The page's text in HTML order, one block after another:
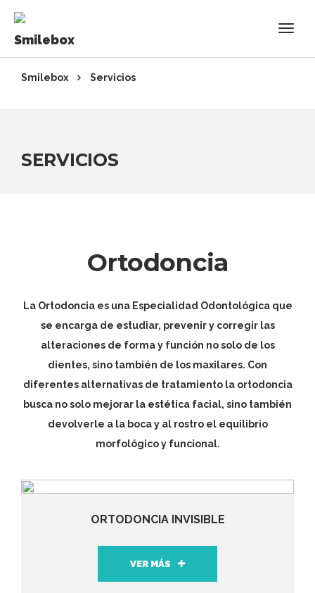
Smilebox Servicios
SERVICIOS
Ortodoncia
La Ortodoncia es una Especialidad Odontológica que
se encarga de estudiar, prevenir y corregir las
alteraciones de forma y función no solo de los
dientes, sino también de los maxilares. Con
diferentes alternativas de tratamiento la ortodoncia
busca no solo mejorar la estética facial, sino también
devolverle a la boca y al rostro el equilibrio
morfológico y funcional.
ORTODONCIA INVISIBLE
VER MÁS